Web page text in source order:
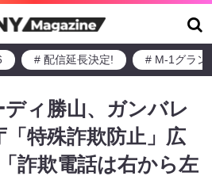
# 配信延長決定! # M-1グラン
ディ勝山、ガンバレ
特殊詐欺防止」広
詐欺電話は右から左